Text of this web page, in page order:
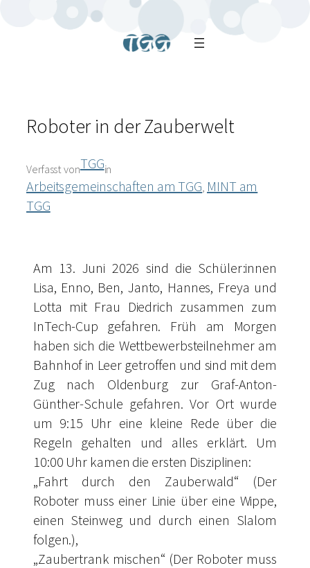
Roboter in der Zauberwelt
Verfasst vonTGGin
Arbeitsgemeinschaften am TGG, MINT am
TGG
Am 13. Juni 2026 sind die Schüler:innen
Lisa, Enno, Ben, Janto, Hannes, Freya und
Lotta mit Frau Diedrich zusammen zum
InTech-Cup gefahren. Früh am Morgen
haben sich die Wettbewerbsteilnehmer am
Bahnhof in Leer getroffen und sind mit dem
Zug nach Oldenburg zur Graf-Anton-
Günther-Schule gefahren. Vor Ort wurde
um 9:15 Uhr eine kleine Rede über die
Regeln gehalten und alles erklärt. Um
10:00 Uhr kamen die ersten Disziplinen:
„Fahrt durch den Zauberwald“ (Der
Roboter muss einer Linie über eine Wippe,
einen Steinweg und durch einen Slalom
folgen.),
„Zaubertrank mischen“ (Der Roboter muss